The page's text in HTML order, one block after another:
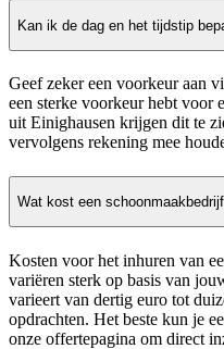
Kan ik de dag en het tijdstip
Geef zeker een voorkeur aan
een sterke voorkeur hebt voor
uit Einighausen krijgen dit te
vervolgens rekening mee
Wat kost een
Kosten voor het inhuren van
variëren sterk op basis van
varieert van dertig euro tot
opdrachten. Het beste kun je
onze offertepagina om direct